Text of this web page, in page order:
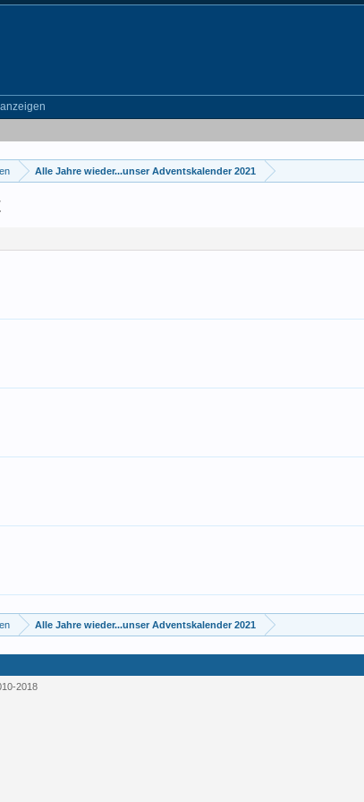
Alle Jahre wieder...unser Adventskalender 2021
Alle Jahre wieder...unser Adventskalender 2021
2018